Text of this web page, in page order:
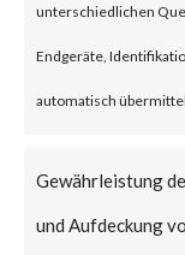
unterschiedlichen
Endgeräte,
automatisch
Gewährleistung
und Aufdeckung
and
server.
that Citrix
is